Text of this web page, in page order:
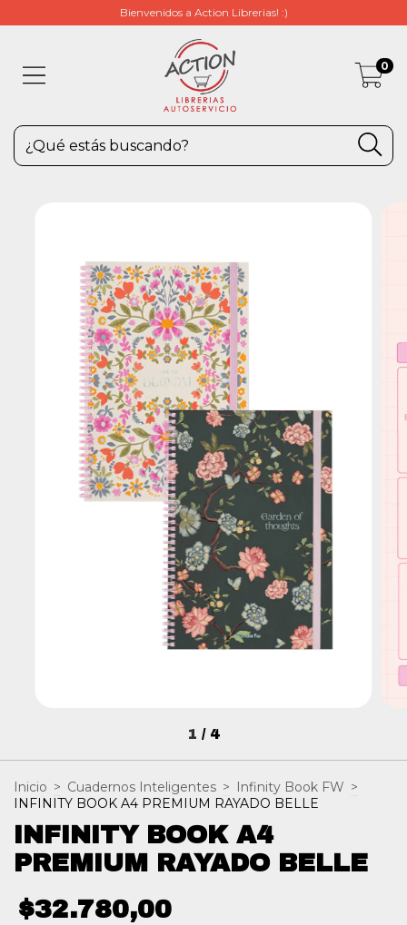
Bienvenidos a Action Librerias! :)
0
1 / 4
Inicio > Cuadernos Inteligentes > Infinity Book FW >
INFINITY BOOK A4 PREMIUM RAYADO BELLE
INFINITY BOOK A4
PREMIUM RAYADO BELLE
$32.780,00